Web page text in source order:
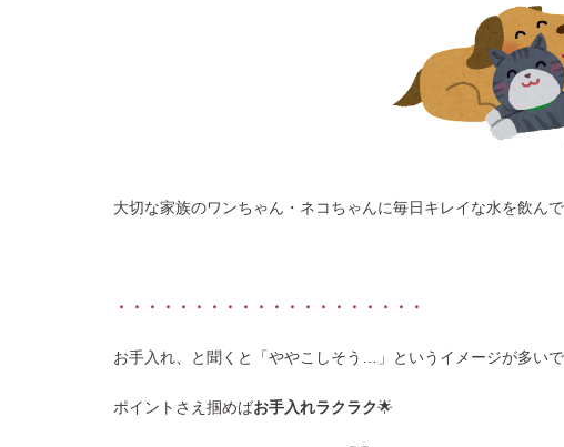
大切な家族のワンちゃん・ネコちゃんに毎日キレイな水を飲ん
・・・・・・・・・・・・・・・・・・・・
お手入れ、と聞くと「ややこしそう…」というイメージが多い
ポイントさえ掴めばお手入れラクラク🌟